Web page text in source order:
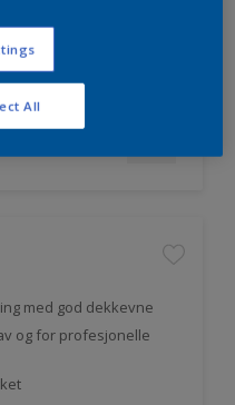
og finere finish, også i
med god dekkevne
og for profesjonelle
All